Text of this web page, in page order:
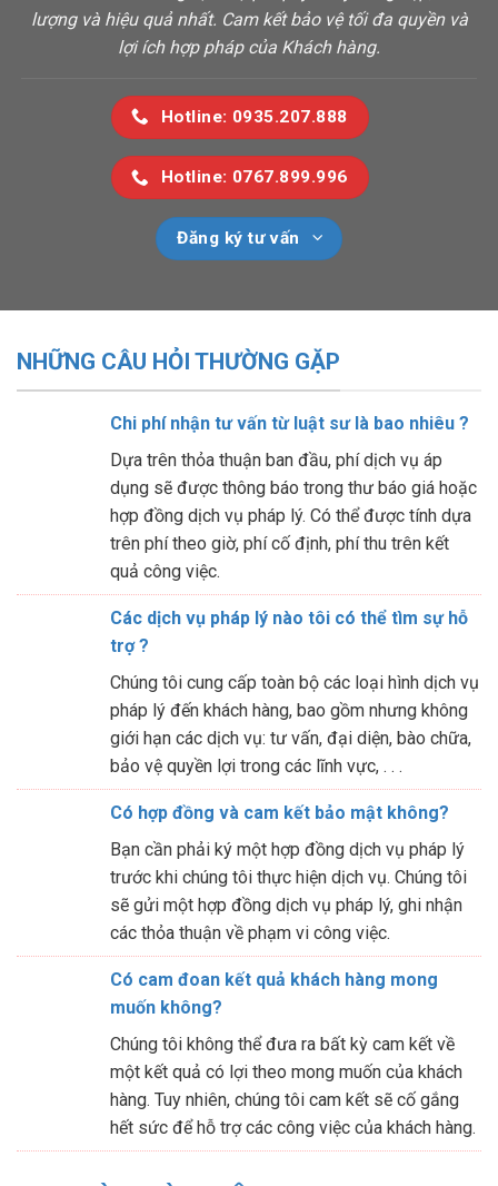
lượng và hiệu quả nhất. Cam kết bảo vệ tối đa quyền và
lợi ích hợp pháp của Khách hàng.
Hotline: 0935.207.888
Hotline: 0767.899.996
Đăng ký tư vấn
NHỮNG CÂU HỎI THƯỜNG GẶP
Chi phí nhận tư vấn từ luật sư là bao nhiêu ?
Dựa trên thỏa thuận ban đầu, phí dịch vụ áp
dụng sẽ được thông báo trong thư báo giá hoặc
hợp đồng dịch vụ pháp lý. Có thể được tính dựa
trên phí theo giờ, phí cố định, phí thu trên kết
quả công việc.
Các dịch vụ pháp lý nào tôi có thể tìm sự hỗ
trợ ?
Chúng tôi cung cấp toàn bộ các loại hình dịch vụ
pháp lý đến khách hàng, bao gồm nhưng không
giới hạn các dịch vụ: tư vấn, đại diện, bào chữa,
bảo vệ quyền lợi trong các lĩnh vực, . . .
Có hợp đồng và cam kết bảo mật không?
Bạn cần phải ký một hợp đồng dịch vụ pháp lý
trước khi chúng tôi thực hiện dịch vụ. Chúng tôi
sẽ gửi một hợp đồng dịch vụ pháp lý, ghi nhận
các thỏa thuận về phạm vi công việc.
Có cam đoan kết quả khách hàng mong
muốn không?
Chúng tôi không thể đưa ra bất kỳ cam kết về
một kết quả có lợi theo mong muốn của khách
hàng. Tuy nhiên, chúng tôi cam kết sẽ cố gắng
hết sức để hỗ trợ các công việc của khách hàng.